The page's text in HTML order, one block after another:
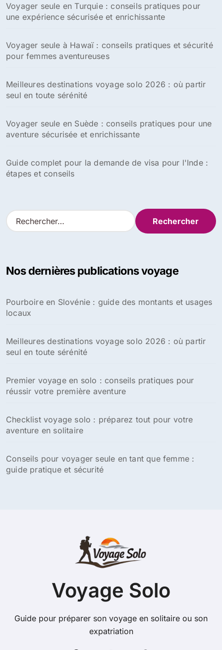
Voyager seule en Turquie : conseils pratiques pour
une expérience sécurisée et enrichissante
Voyager seule à Hawaï : conseils pratiques et sécurité
pour femmes aventureuses
Meilleures destinations voyage solo 2026 : où partir
seul en toute sérénité
Voyager seule en Suède : conseils pratiques pour une
aventure sécurisée et enrichissante
Guide complet pour la demande de visa pour l'Inde :
étapes et conseils
R
e
r
e
r
Nos dernières publications voyage
Pourboire en Slovénie : guide des montants et usages
locaux
Meilleures destinations voyage solo 2026 : où partir
seul en toute sérénité
Premier voyage en solo : conseils pratiques pour
réussir votre première aventure
Checklist voyage solo : préparez tout pour votre
aventure en solitaire
Conseils pour voyager seule en tant que femme :
guide pratique et sécurité
Voyage Solo
Guide pour préparer son voyage en solitaire ou son
expatriation